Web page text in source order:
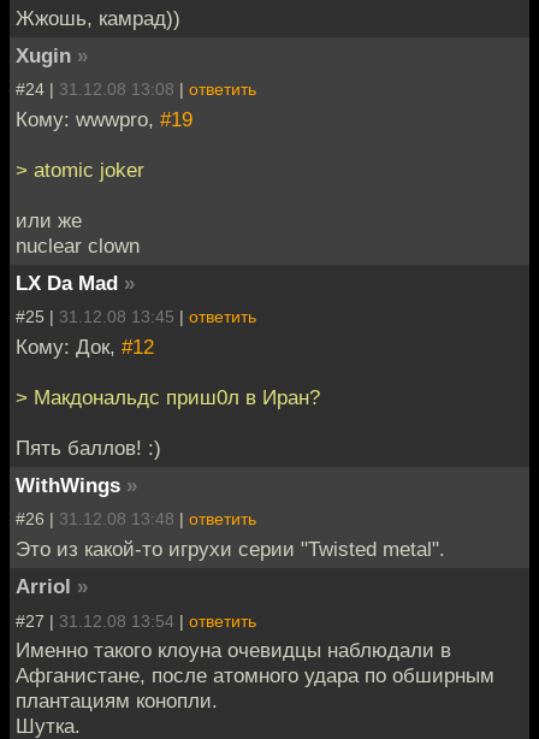
Жжошь, камрад))
Xugin »
#24 | 31.12.08 13:08 | ответить
Кому: wwwpro, #19
> atomic joker
или же
nuclear clown
LX Da Mad »
#25 | 31.12.08 13:45 | ответить
Кому: Док, #12
> Макдональдс приш0л в Иран?
Пять баллов! :)
WithWings »
#26 | 31.12.08 13:48 | ответить
Это из какой-то игрухи серии "Twisted metal".
Arriol »
#27 | 31.12.08 13:54 | ответить
Именно такого клоуна очевидцы наблюдали в
Афганистане, после атомного удара по обширным
плантациям конопли.
Шутка.